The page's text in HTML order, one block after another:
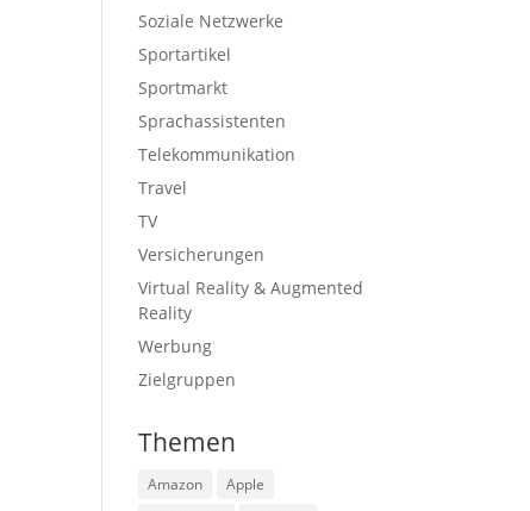
Soziale Netzwerke
Sportartikel
Sportmarkt
Sprachassistenten
Telekommunikation
Travel
TV
Versicherungen
Virtual Reality & Augmented
Reality
Werbung
Zielgruppen
Themen
Amazon
Apple